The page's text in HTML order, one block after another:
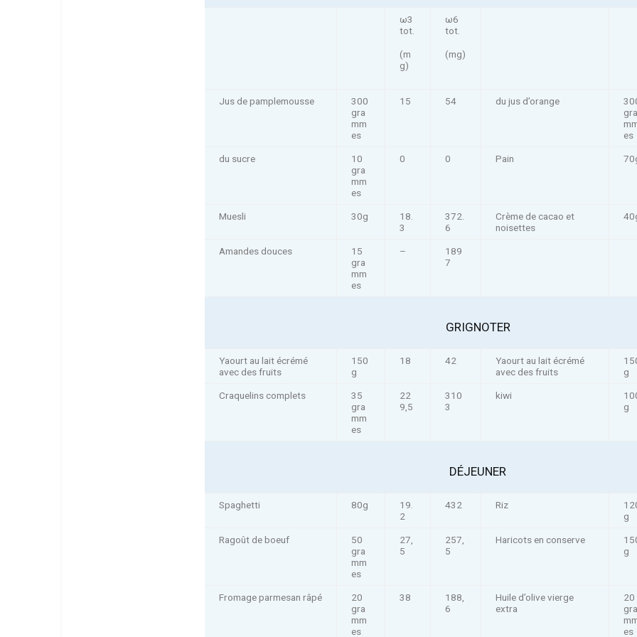
ω3
tot.
(m
g)
ω6
tot.
(mg)
Jus de pamplemousse
300
gra
mm
es
15 54 du jus d’orange
gra
es
du sucre
10
gra
mm
es
0 0 Pain
Muesli 30g
18.
3
372.
6
Crème de cacao et
noisettes
Amandes douces
15
gra
mm
es
–
189
7
GRIGNOTER
Yaourt au lait écrémé
avec des fruits
150
g
18 42
Yaourt au lait écrémé
avec des fruits
g
Craquelins complets
35
gra
mm
es
22
9,5
310
3
kiwi
g
DÉJEUNER
Spaghetti 80g
19.
2
432 Riz
g
Ragoût de boeuf
50
gra
mm
es
27,
5
257,
5
Haricots en conserve
g
Fromage parmesan râpé
20
gra
mm
es
38
188,
6
Huile d’olive vierge
extra
20
gra
es